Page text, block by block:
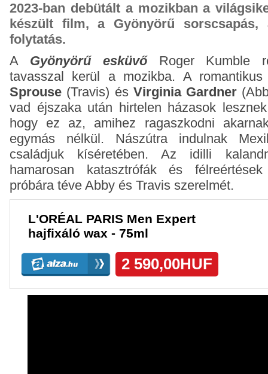
2023-ban debütált a mozikban a
készült film, a Gyönyörű sorscsapás,
folytatás.
A Gyönyörű esküvőRoger Kumble
tavasszal kerül a mozikba. A
Sprouse (Travis) és Virginia Gardner
vad éjszaka után hirtelen házasok
hogy ez az, amihez ragaszkodni
egymás nélkül. Nászútra indulnak
családjuk kíséretében. Az idilli
hamarosan katasztrófák és
próbára téve Abby és Travis szerelmét.